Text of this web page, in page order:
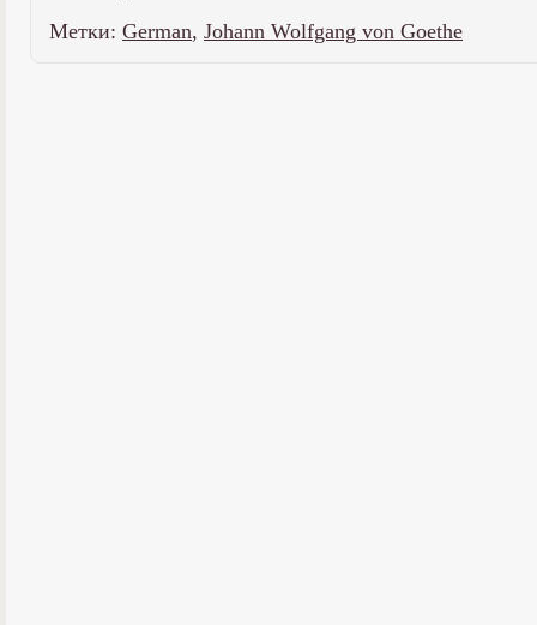
Метки: German, Johann Wolfgang von Goethe